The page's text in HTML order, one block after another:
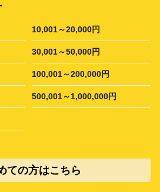
10,001～20,000円
30,001～50,000円
100,001～200,000円
500,001～1,000,000円
ての方はこちら